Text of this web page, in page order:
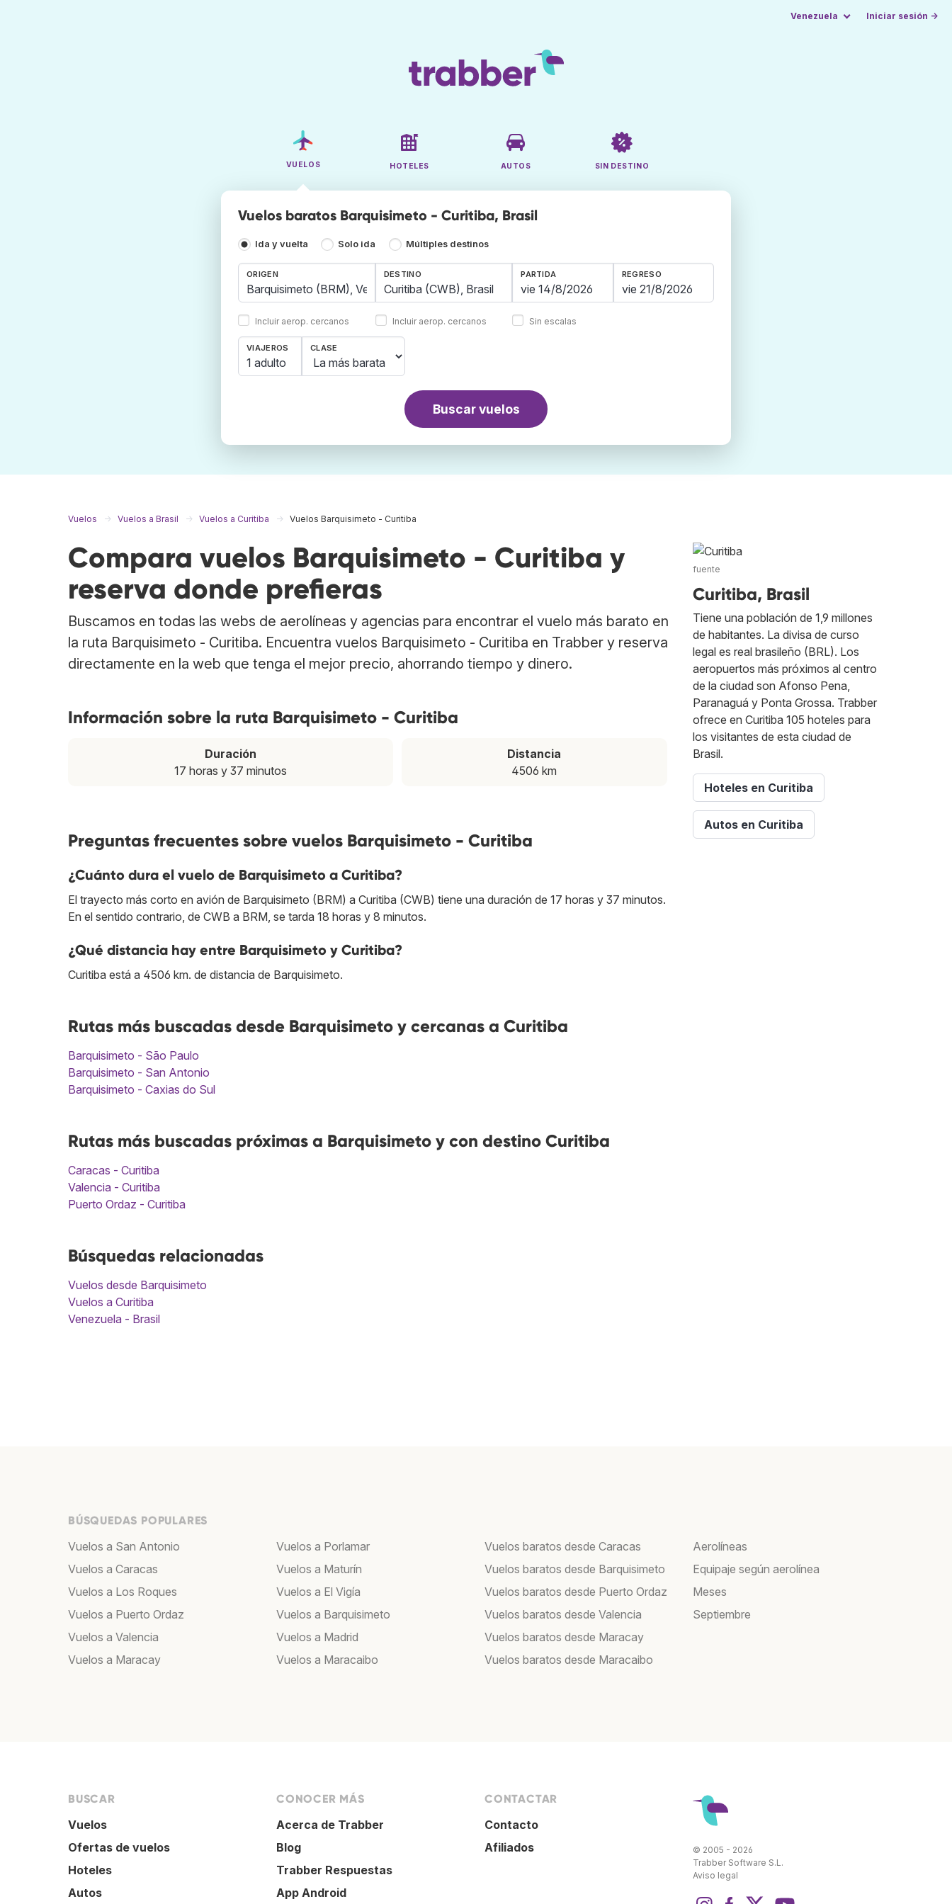
Venezuela Iniciar sesión →
VUELOS HOTELES AUTOS SIN DESTINO
Vuelos baratos Barquisimeto - Curitiba, Brasil
Ida y vuelta Solo ida Múltiples destinos
ORIGEN
Incluir aerop. cercanos
DESTINO
Incluir aerop. cercanos
PARTIDA REGRESO
Sin escalas
VIAJEROS
1 adulto
CLASE
Buscar vuelos
Vuelos Vuelos a Brasil Vuelos a Curitiba Vuelos Barquisimeto - Curitiba
Compara vuelos Barquisimeto - Curitiba y
reserva donde prefieras
Buscamos en todas las webs de aerolíneas y agencias para encontrar el vuelo más barato en
la ruta Barquisimeto - Curitiba. Encuentra vuelos Barquisimeto - Curitiba en Trabber y reserva
directamente en la web que tenga el mejor precio, ahorrando tiempo y dinero.
Información sobre la ruta Barquisimeto - Curitiba
Duración
17 horas y 37 minutos
Distancia
4506 km
Preguntas frecuentes sobre vuelos Barquisimeto - Curitiba
¿Cuánto dura el vuelo de Barquisimeto a Curitiba?
El trayecto más corto en avión de Barquisimeto (BRM) a Curitiba (CWB) tiene una duración de 17 horas y 37 minutos.
En el sentido contrario, de CWB a BRM, se tarda 18 horas y 8 minutos.
¿Qué distancia hay entre Barquisimeto y Curitiba?
Curitiba está a 4506 km. de distancia de Barquisimeto.
Rutas más buscadas desde Barquisimeto y cercanas a Curitiba
Barquisimeto - São Paulo
Barquisimeto - San Antonio
Barquisimeto - Caxias do Sul
Rutas más buscadas próximas a Barquisimeto y con destino Curitiba
Caracas - Curitiba
Valencia - Curitiba
Puerto Ordaz - Curitiba
Búsquedas relacionadas
Vuelos desde Barquisimeto
Vuelos a Curitiba
Venezuela - Brasil
fuente
Curitiba, Brasil
Tiene una población de 1,9 millones
de habitantes. La divisa de curso
legal es real brasileño (BRL). Los
aeropuertos más próximos al centro
de la ciudad son Afonso Pena,
Paranaguá y Ponta Grossa. Trabber
ofrece en Curitiba 105 hoteles para
los visitantes de esta ciudad de
Brasil.
Hoteles en Curitiba
Autos en Curitiba
BÚSQUEDAS POPULARES
Vuelos a San Antonio
Vuelos a Caracas
Vuelos a Los Roques
Vuelos a Puerto Ordaz
Vuelos a Valencia
Vuelos a Maracay
Vuelos a Porlamar
Vuelos a Maturín
Vuelos a El Vigía
Vuelos a Barquisimeto
Vuelos a Madrid
Vuelos a Maracaibo
Vuelos baratos desde Caracas
Vuelos baratos desde Barquisimeto
Vuelos baratos desde Puerto Ordaz
Vuelos baratos desde Valencia
Vuelos baratos desde Maracay
Vuelos baratos desde Maracaibo
Aerolíneas
Equipaje según aerolínea
Meses
Septiembre
BUSCAR
Vuelos
Ofertas de vuelos
Hoteles
Autos
CONOCER MÁS
Acerca de Trabber
Blog
Trabber Respuestas
App Android
CONTACTAR
Contacto
Afiliados
© 2005 - 2026
Trabber Software S.L.
Aviso legal